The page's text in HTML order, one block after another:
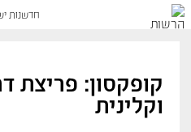
חדשנות
קופקסון: פריצת
וקלינית